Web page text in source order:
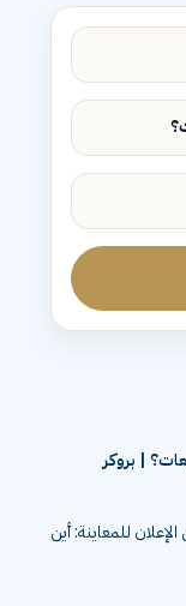
| بروكر
للمعاينة: أين